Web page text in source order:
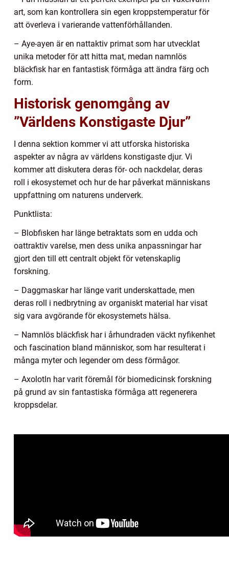
art, som kan kontrollera sin egen kroppstemperatur för
att överleva i varierande vattenförhållanden.
– Aye-ayen är en nattaktiv primat som har utvecklat
unika metoder för att hitta mat, medan namnlös
bläckfisk har en fantastisk förmåga att ändra färg och
form.
Historisk genomgång av
”Världens Konstigaste Djur”
I denna sektion kommer vi att utforska historiska
aspekter av några av världens konstigaste djur. Vi
kommer att diskutera deras för- och nackdelar, deras
roll i ekosystemet och hur de har påverkat människans
uppfattning om naturens underverk.
Punktlista:
– Blobfisken har länge betraktats som en udda och
oattraktiv varelse, men dess unika anpassningar har
gjort den till ett centralt objekt för vetenskaplig
forskning.
– Daggmaskar har länge varit underskattade, men
deras roll i nedbrytning av organiskt material har visat
sig vara avgörande för ekosystemets hälsa.
– Namnlös bläckfisk har i århundraden väckt nyfikenhet
och fascination bland människor, som har resulterat i
många myter och legender om dess förmågor.
– Axolotln har varit föremål för biomedicinsk forskning
på grund av sin fantastiska förmåga att regenerera
kroppsdelar.